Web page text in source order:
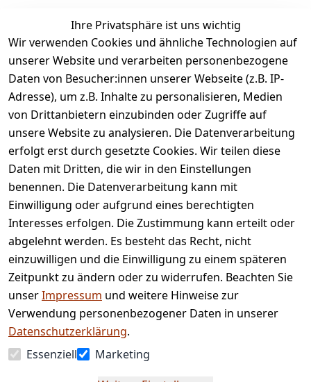
Ihre Privatsphäre ist uns wichtig
Wir verwenden Cookies und ähnliche Technologien auf
unserer Website und verarbeiten personenbezogene
Daten von Besucher:innen unserer Webseite (z.B. IP-
Adresse), um z.B. Inhalte zu personalisieren, Medien
von Drittanbietern einzubinden oder Zugriffe auf
unsere Website zu analysieren. Die Datenverarbeitung
erfolgt erst durch gesetzte Cookies. Wir teilen diese
Daten mit Dritten, die wir in den Einstellungen
benennen. Die Datenverarbeitung kann mit
Einwilligung oder aufgrund eines berechtigten
Interesses erfolgen. Die Zustimmung kann erteilt oder
abgelehnt werden. Es besteht das Recht, nicht
einzuwilligen und die Einwilligung zu einem späteren
Zeitpunkt zu ändern oder zu widerrufen. Beachten Sie
unserImpressum und weitere Hinweise zur
Verwendung personenbezogener Daten in unserer
Datenschutzerklärung.
Essenziell
Marketing
Rechtliches
AGB
Impressum
Datenschutze
rklärung
Barrierefreihe
itserklärung
Widerrufsrec
ht
Services
Kontakt
Registrieren
Retourenpo
rtal
Vertrag
widerrufen